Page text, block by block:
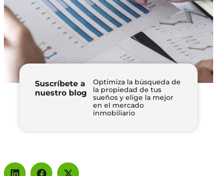
Suscríbete a
nuestro blog
Optimiza la búsqueda de
la propiedad de tus
sueños y elige la mejor
en el mercado
inmobiliario